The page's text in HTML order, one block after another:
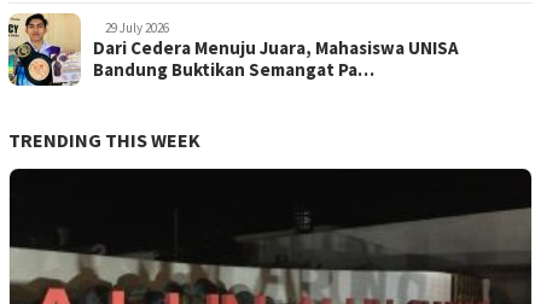
29 July 2026
Dari Cedera Menuju Juara, Mahasiswa UNISA
Bandung Buktikan Semangat Pa…
TRENDING THIS WEEK